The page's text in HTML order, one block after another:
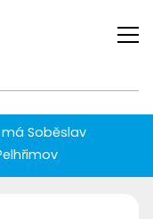
má Soběslav